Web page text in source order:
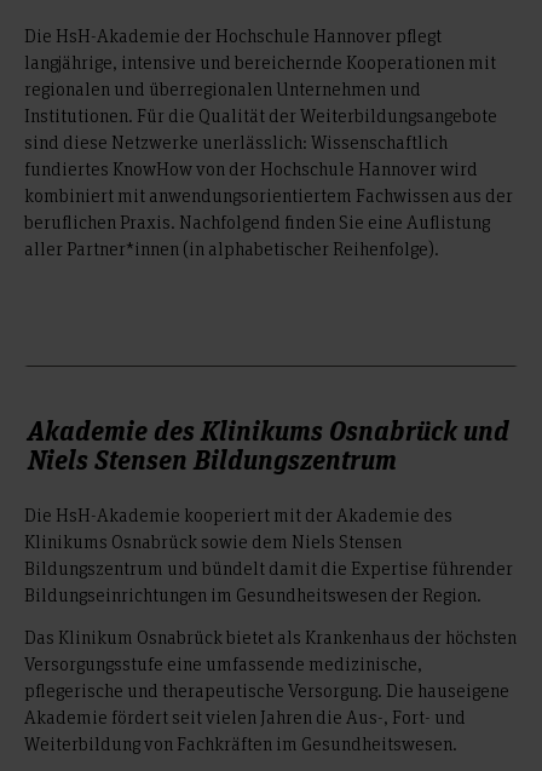
Die HsH-Akademie der Hochschule Hannover pflegt
langjährige, intensive und bereichernde Kooperationen mit
regionalen und überregionalen Unternehmen und
Institutionen. Für die Qualität der Weiterbildungsangebote
sind diese Netzwerke unerlässlich: Wissenschaftlich
fundiertes KnowHow von der Hochschule Hannover wird
kombiniert mit anwendungsorientiertem Fachwissen aus der
beruflichen Praxis. Nachfolgend finden Sie eine Auflistung
aller Partner*innen (in alphabetischer Reihenfolge).
Akademie des Klinikums Osnabrück und
Niels Stensen Bildungszentrum
Die HsH-Akademie kooperiert mit der Akademie des
Klinikums Osnabrück sowie dem Niels Stensen
Bildungszentrum und bündelt damit die Expertise führender
Bildungseinrichtungen im Gesundheitswesen der Region.
Das Klinikum Osnabrück bietet als Krankenhaus der höchsten
Versorgungsstufe eine umfassende medizinische,
pflegerische und therapeutische Versorgung. Die hauseigene
Akademie fördert seit vielen Jahren die Aus-, Fort- und
Weiterbildung von Fachkräften im Gesundheitswesen.